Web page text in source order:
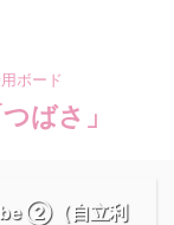
ボード
ばさ」
②（自立利